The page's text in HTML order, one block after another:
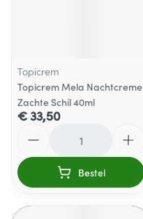
Topicrem
Topicrem Mela Nachtcreme
Zachte Schil 40ml
€ 33,50
Bestel